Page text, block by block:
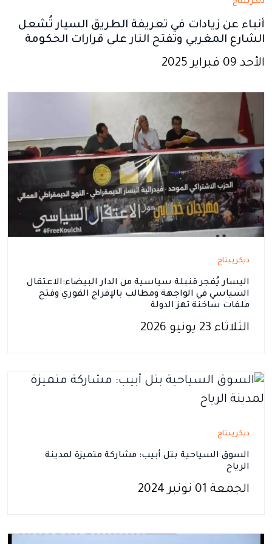
ديكريبتاج
أنباء عن زيادات في تعريفة الطريق السيار تُشعل
الشارع المغربي وتفتح النار على قرارات الحكومة
الأحد 09 فبراير 2025
ديكريبتاج
اليسار يُفجر قنبلة سياسية من الدار البيضاء:الاعتقال
السياسي في الواجهة ومطالب بالإفراج الفوري وفتح
ملفات ساخنة تهز الدولة
الثلاثاء 23 يونيو 2026
ديكريبتاج
السوق السياحية بتل أبيب: مشاركة متميزة لمدينة
الرياح
الجمعة 01 نونبر 2024